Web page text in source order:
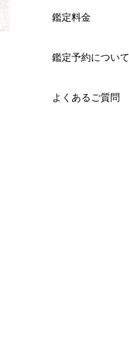
鑑定料金
鑑定予約について
よくあるご質問